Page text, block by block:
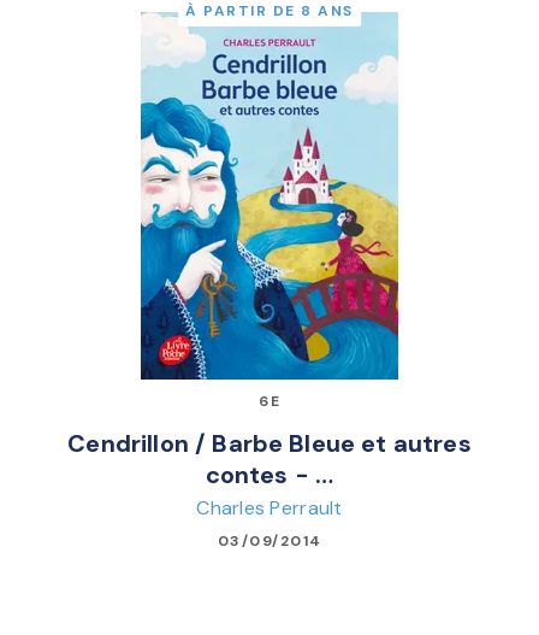
À PARTIR DE 8 ANS
6E
Cendrillon / Barbe Bleue et autres
contes - …
Charles Perrault
03/09/2014